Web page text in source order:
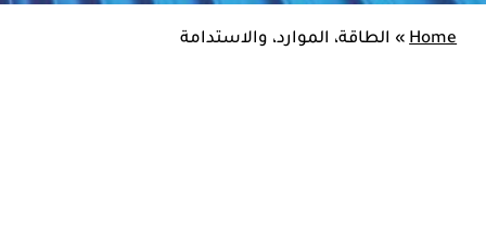
Home
» الطاقة، الموارد، والاستدامة